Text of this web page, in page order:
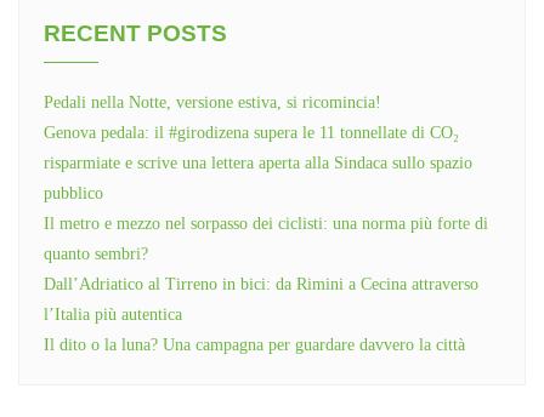
RECENT POSTS
Pedali nella Notte, versione estiva, si ricomincia!
Genova pedala: il #girodizena supera le 11 tonnellate di CO₂
risparmiate e scrive una lettera aperta alla Sindaca sullo spazio
pubblico
Il metro e mezzo nel sorpasso dei ciclisti: una norma più forte di
quanto sembri?
Dall’Adriatico al Tirreno in bici: da Rimini a Cecina attraverso
l’Italia più autentica
Il dito o la luna? Una campagna per guardare davvero la città